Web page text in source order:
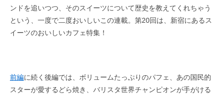
ンドを追いつつ、そのスイーツについて歴史を教えてくれちゃう
という、一度で二度おいしいこの連載。第20回は、新宿にあるス
イーツのおいしいカフェ特集！
前編に続く後編では、ボリュームたっぷりのパフェ、あの国民的
スターが愛するどら焼き、バリスタ世界チャンピオンが手がける